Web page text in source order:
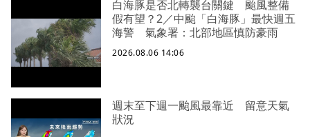
白海豚是否北轉襲台關鍵 颱風整備
假有望？2／中颱「白海豚」最快週五
海警 氣象署：北部地區慎防豪雨
2026.08.06 14:06
週末至下週一颱風最靠近 留意天氣
狀況